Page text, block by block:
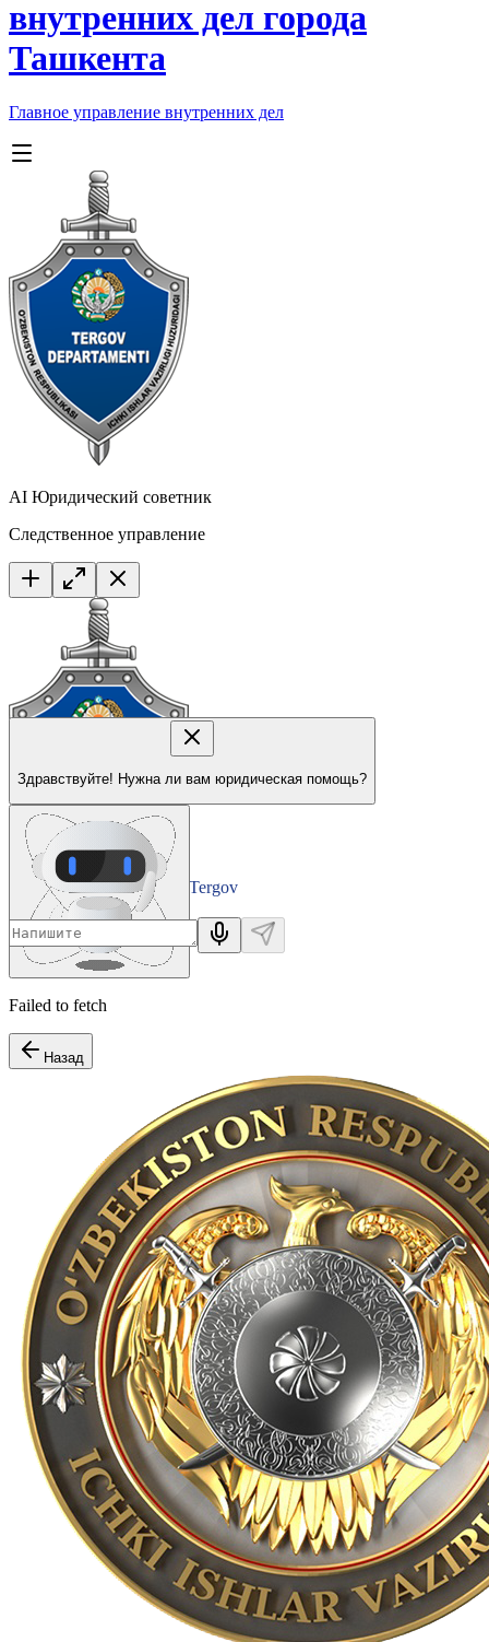
внутренних дел города
Ташкента
Главное управление внутренних дел
AI Юридический советник
Следственное управление
Tergov
Departamenti
Здравствуйте! Нужна ли вам юридическая помощь?
Failed to fetch
Назад